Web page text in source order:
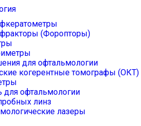
(Форопторы)
для офтальмологии
когерентные томографы (ОКТ)
для офтальмологии
линз
лазеры